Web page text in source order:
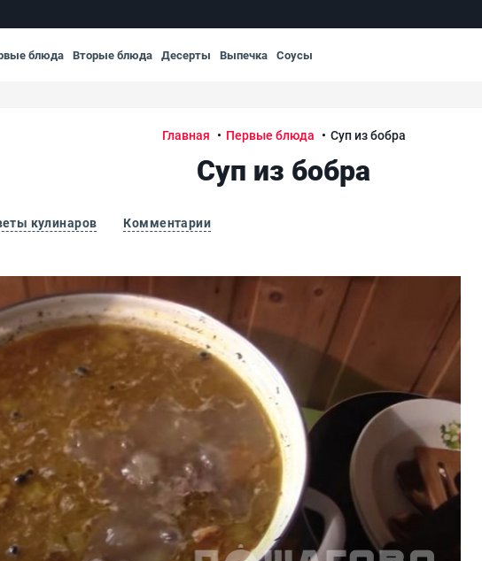
блюда Вторые блюда Десерты Выпечка Соусы
Главная Первые блюда Суп из бобра
Суп из бобра
кулинаров Комментарии